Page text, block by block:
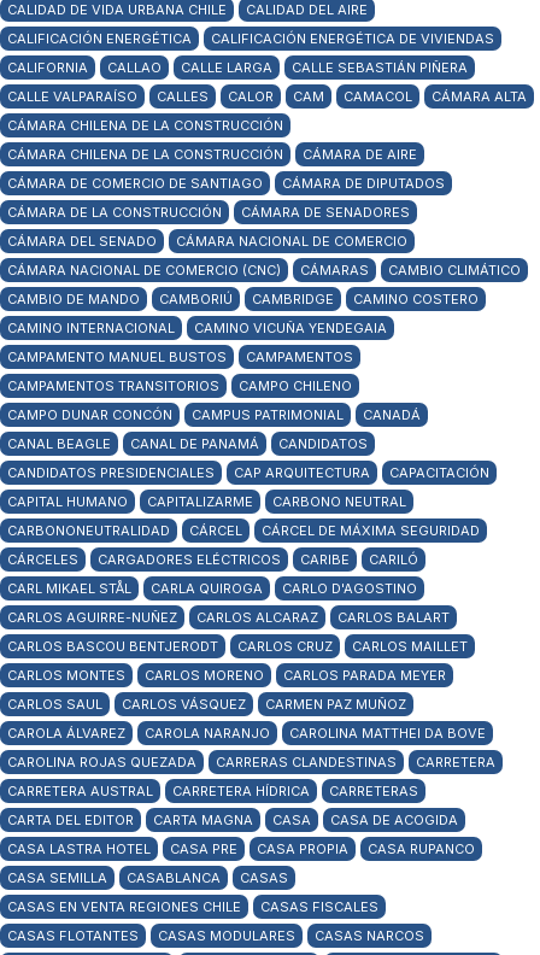
CALIDAD DE VIDA URBANA CHILE
CALIDAD DEL AIRE
CALIFICACIÓN ENERGÉTICA
CALIFICACIÓN ENERGÉTICA DE VIVIENDAS
CALIFORNIA
CALLAO CALLE LARGA
CALLE SEBASTIÁN PIÑERA
CALLE VALPARAÍSO
CALLES CALOR CAM CAMACOL
CÁMARA ALTA
CÁMARA CHILENA DE LA CONSTRUCCIÓN
CÁMARA CHILENA DE LA CONSTRUCCIÓN
CÁMARA DE AIRE
CÁMARA DE COMERCIO DE SANTIAGO
CÁMARA DE DIPUTADOS
CÁMARA DE LA CONSTRUCCIÓN
CÁMARA DE SENADORES
CÁMARA DEL SENADO
CÁMARA NACIONAL DE COMERCIO
CÁMARA NACIONAL DE COMERCIO (CNC)
CÁMARAS
CAMBIO CLIMÁTICO
CAMBIO DE MANDO
CAMBORIÚ CAMBRIDGE
CAMINO COSTERO
CAMINO INTERNACIONAL
CAMINO VICUÑA YENDEGAIA
CAMPAMENTO MANUEL BUSTOS
CAMPAMENTOS
CAMPAMENTOS TRANSITORIOS
CAMPO CHILENO
CAMPO DUNAR CONCÓN
CAMPUS PATRIMONIAL
CANADÁ
CANAL BEAGLE
CANAL DE PANAMÁ
CANDIDATOS
CANDIDATOS PRESIDENCIALES
CAP ARQUITECTURA
CAPACITACIÓN
CAPITAL HUMANO
CAPITALIZARME
CARBONO NEUTRAL
CARBONONEUTRALIDAD
CÁRCEL
CÁRCEL DE MÁXIMA SEGURIDAD
CÁRCELES
CARGADORES ELÉCTRICOS CARIBE
CARILÓ
CARL MIKAEL STÅL
CARLA QUIROGA
CARLO D'AGOSTINO
CARLOS AGUIRRE-NUÑEZ
CARLOS ALCARAZ
CARLOS BALART
CARLOS BASCOU BENTJERODT
CARLOS CRUZ
CARLOS MAILLET
CARLOS MONTES
CARLOS MORENO
CARLOS PARADA MEYER
CARLOS SAUL
CARLOS VÁSQUEZ
CARMEN PAZ MUÑOZ
CAROLA ÁLVAREZ
CAROLA NARANJO
CAROLINA MATTHEI DA BOVE
CAROLINA ROJAS QUEZADA
CARRERAS CLANDESTINAS
CARRETERA
CARRETERA AUSTRAL
CARRETERA HÍDRICA
CARRETERAS
CARTA DEL EDITOR
CARTA MAGNA CASA
CASA DE ACOGIDA
CASA LASTRA HOTEL
CASA PRE CASA PROPIA
CASA RUPANCO
CASA SEMILLA
CASABLANCA
CASAS
CASAS EN VENTA REGIONES CHILE
CASAS FISCALES
CASAS FLOTANTES
CASAS MODULARES
CASAS NARCOS